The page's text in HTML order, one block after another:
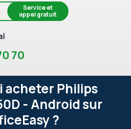
Service et
appel gratuit
70
acheter Philips
- Android sur
?